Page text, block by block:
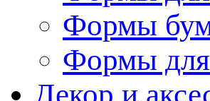
Формы
Формы для
Декор и